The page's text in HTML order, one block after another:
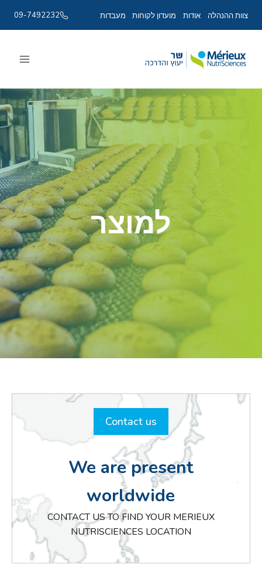
צוות ההנהלה אודות מועדון לקוחות מעבדות 09-7492232
content
למוצר
Contact us
We are present
worldwide
CONTACT US TO FIND YOUR MERIEUX
NUTRISCIENCES LOCATION